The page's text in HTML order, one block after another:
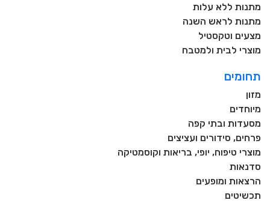
מתנות ללא עלות
מתנות לראש השנה
מצעים וטקסטיל
מוצרי לבית ולמטבח
תחומים
מזון
מיוחדים
מסעדות ובתי קפה
פרחים, סידורים ועציצים
מוצרי טיפוח, יופי, בריאות וקוסמטיקה
סדנאות
הרצאות ומופעים
תכשיטים